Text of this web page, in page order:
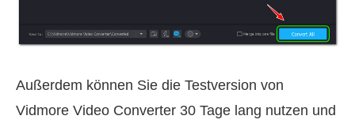
Außerdem können Sie die Testversion von
Vidmore Video Converter 30 Tage lang nutzen und